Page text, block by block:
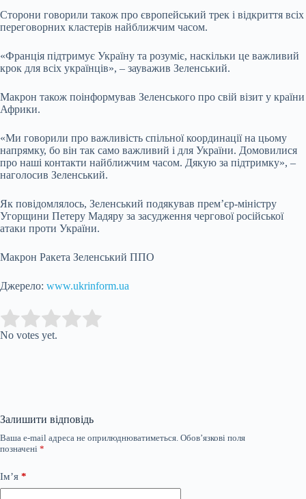
Сторони говорили також про європейський трек і відкриття всіх
переговорних кластерів найближчим часом.
«Франція підтримує Україну та розуміє, наскільки це важливий
крок для всіх українців», – зауважив Зеленський.
Макрон також поінформував Зеленського про свій візит у країни
Африки.
«Ми говорили про важливість спільної координації на цьому
напрямку, бо він так само важливий і для України. Домовилися
про наші контакти найближчим часом. Дякую за підтримку», –
наголосив Зеленський.
Як повідомлялось, Зеленський подякував прем’єр-міністру
Угорщини Петеру Мадяру за засудження чергової російської
атаки проти України.
Макрон Ракета Зеленський ППО
Джерело: www.ukrinform.ua
Rate this item:
No votes yet.
Залишити відповідь
Ваша e-mail адреса не оприлюднюватиметься. Обов’язкові поля
позначені *
Ім’я *